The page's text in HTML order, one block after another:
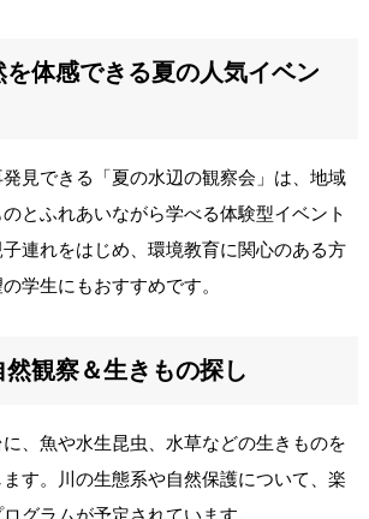
体感できる夏の人気イベン
見できる「夏の水辺の観察会」は、地域
とふれあいながら学べる体験型イベント
連れをはじめ、環境教育に関心のある方
学生にもおすすめです。
観察＆生きもの探し
、魚や水生昆虫、水草などの生きものを
す。川の生態系や自然保護について、楽
グラムが予定されています。